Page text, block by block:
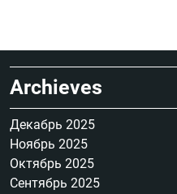
Archieves
Декабрь 2025
Ноябрь 2025
Октябрь 2025
Сентябрь 2025